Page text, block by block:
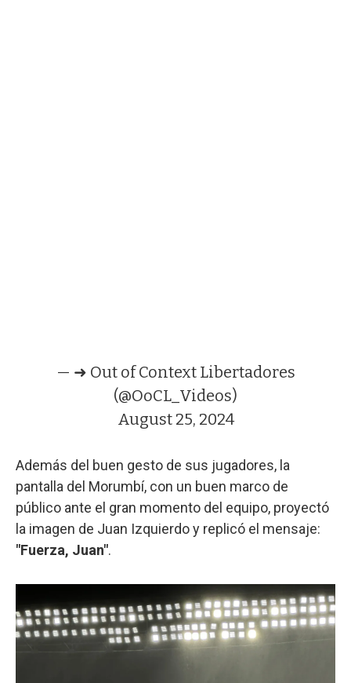
— ➜ Out of Context Libertadores
(@OoCL_Videos)
August 25, 2024
Además del buen gesto de sus jugadores, la
pantalla del Morumbí, con un buen marco de
público ante el gran momento del equipo, proyectó
la imagen de Juan Izquierdo y replicó el mensaje:
"Fuerza, Juan".